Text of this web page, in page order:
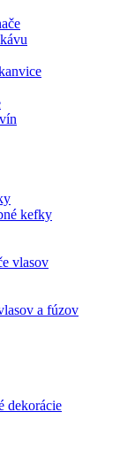
kefky
vlasov
a fúzov
dekorácie